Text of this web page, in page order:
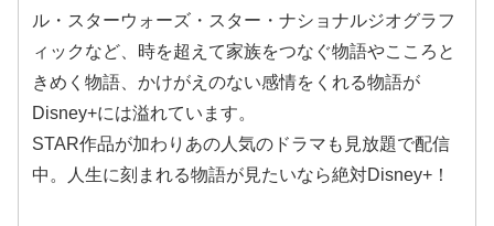
ル・スターウォーズ・スター・ナショナルジオグラフ
ィックなど、時を超えて家族をつなぐ物語やこころと
きめく物語、かけがえのない感情をくれる物語が
Disney+には溢れています。
STAR作品が加わりあの人気のドラマも見放題で配信
中。人生に刻まれる物語が見たいなら絶対Disney+！